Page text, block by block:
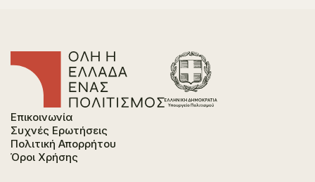
Επικοινωνία
Συχνές Ερωτήσεις
Πολιτική Απορρήτου
Όροι Χρήσης